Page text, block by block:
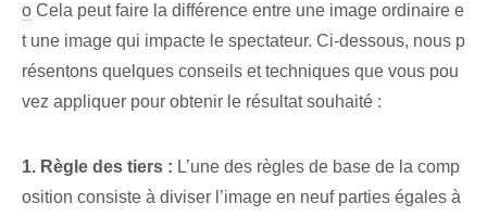
o Cela peut faire la différence entre une image ordinaire e
t une image qui impacte le spectateur. Ci-dessous, nous p
résentons quelques conseils et techniques que vous pou
vez appliquer pour obtenir le résultat souhaité :
1. Règle des tiers : L’une des règles de base de la comp
osition consiste à diviser l’image en neuf parties égales à